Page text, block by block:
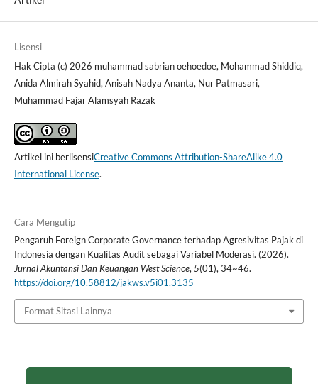
Lisensi
Hak Cipta (c) 2026 muhammad sabrian oehoedoe, Mohammad Shiddiq,
Anida Almirah Syahid, Anisah Nadya Ananta, Nur Patmasari,
Muhammad Fajar Alamsyah Razak
Artikel ini berlisensiCreative Commons Attribution-ShareAlike 4.0
International License.
Cara Mengutip
Pengaruh Foreign Corporate Governance terhadap Agresivitas Pajak di
Indonesia dengan Kualitas Audit sebagai Variabel Moderasi. (2026).
Jurnal Akuntansi Dan Keuangan West Science, 5(01), 34~46.
https://doi.org/10.58812/jakws.v5i01.3135
Format Sitasi Lainnya